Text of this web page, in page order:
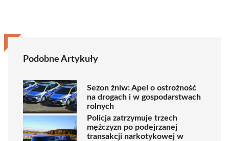
Podobne Artykuły
Sezon żniw: Apel o ostrożność
na drogach i w gospodarstwach
rolnych
Policja zatrzymuje trzech
mężczyzn po podejrzanej
transakcji narkotykowej w